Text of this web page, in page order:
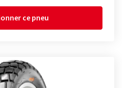
ce pneu